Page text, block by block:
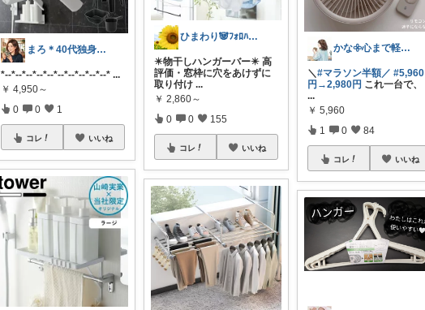
まろ＊40代独身シンプルライフ
*--*--*--*--*--*--*--*--*--*--* ...
￥ 4,950～
0 0 1
コレ いいね
ひまわり🐼ﾌｫﾛﾊﾞ100❤️感謝
✴️物干しハンガーバー✴️ 高
評価・窓枠に穴をあけずに
取り付け ...
￥ 2,860～
0 0 155
コレ いいね
かな𖧷心まで軽くなる暮らしの記録🌿
＼#マラソン半額／ #5,960
円→2,980円 これ一台で、
...
￥ 5,960
1 0 84
コレ いいね